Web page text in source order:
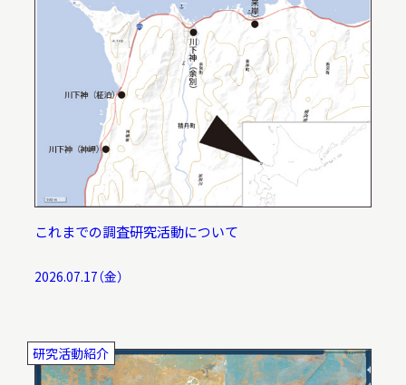
これまでの調査研究活動について
2026.07.17（金）
研究活動紹介